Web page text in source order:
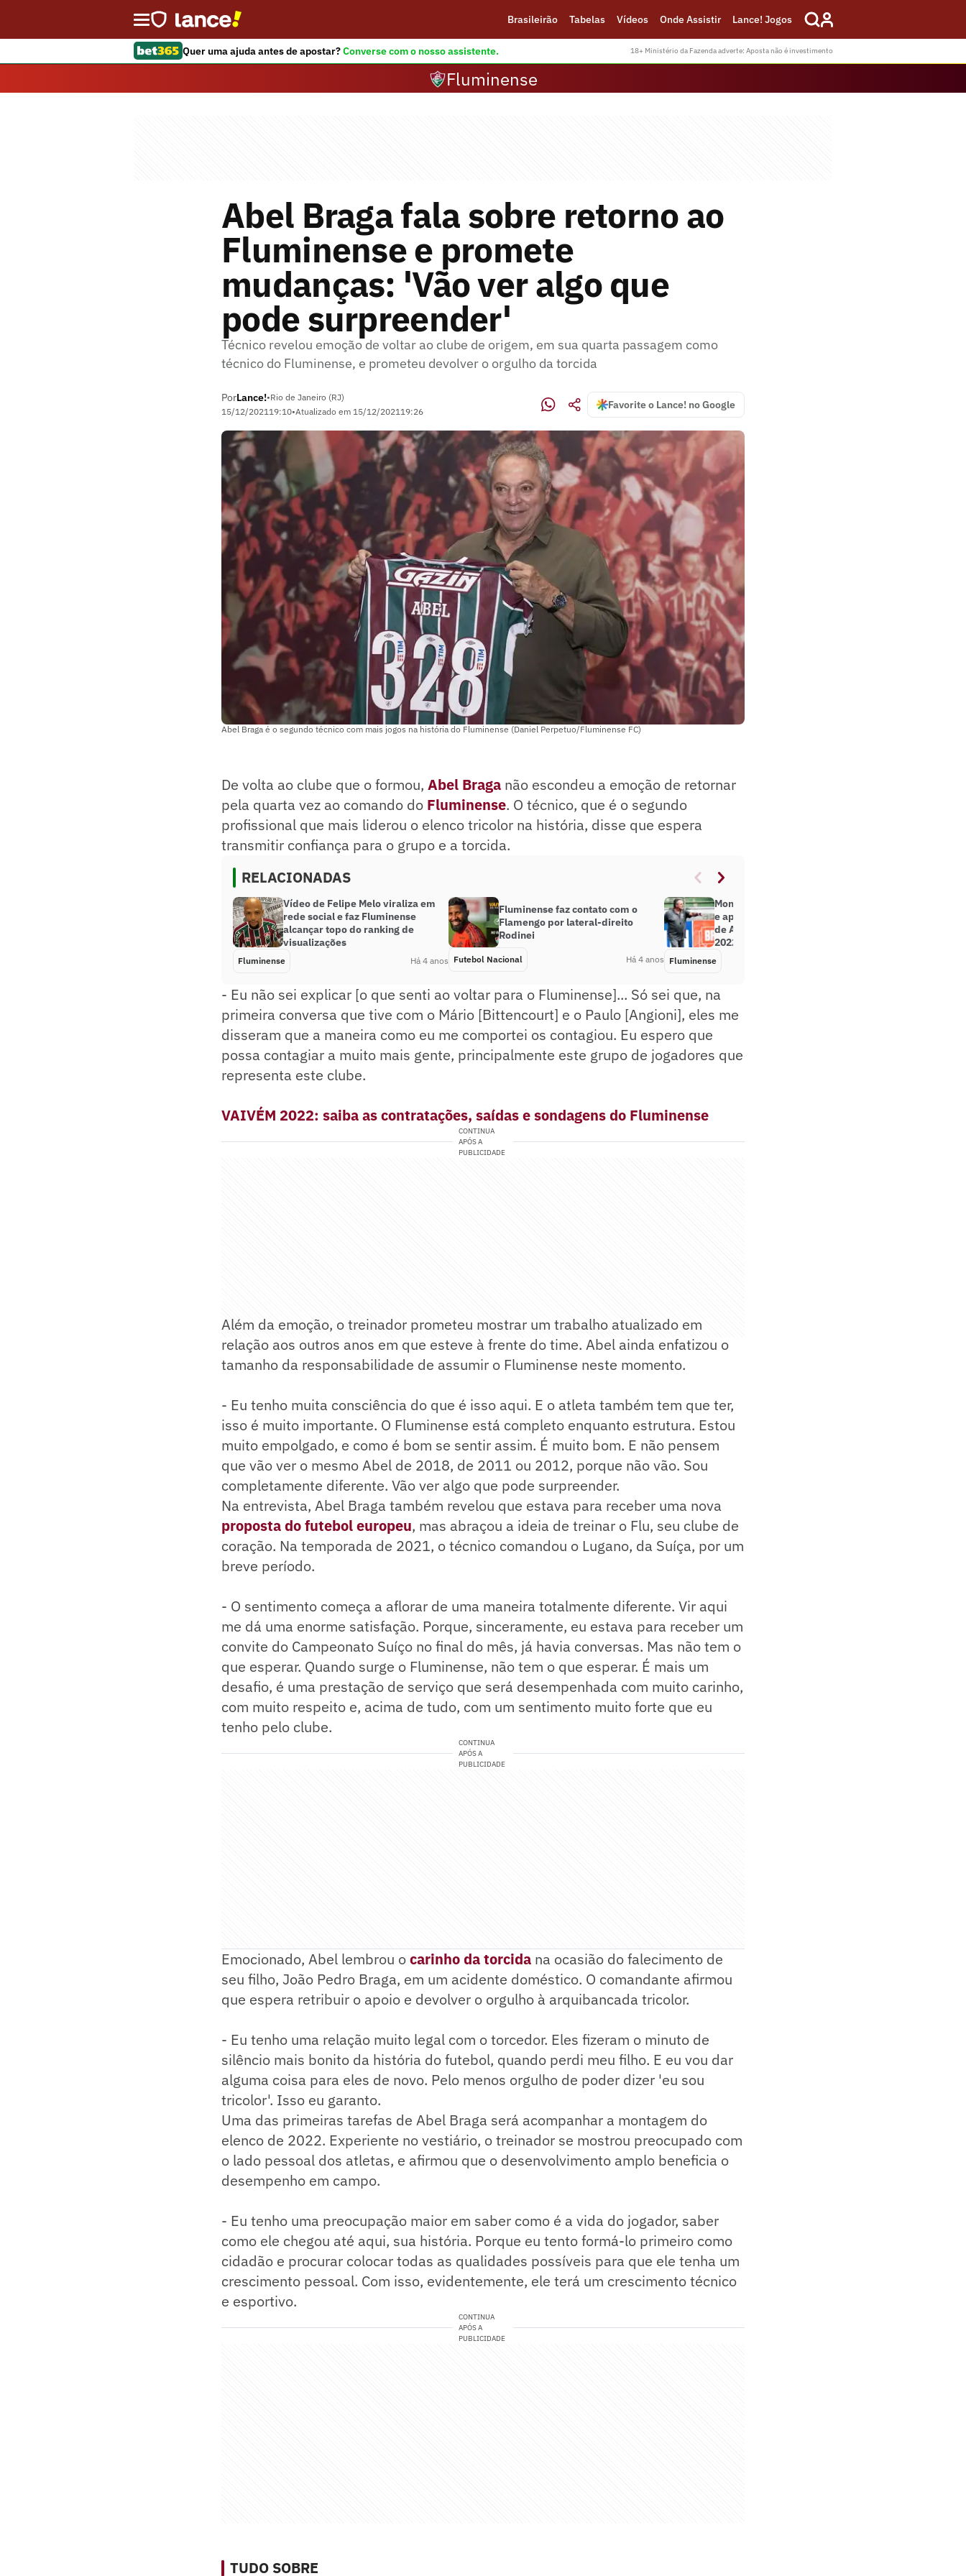
Brasileirão Tabelas Vídeos Onde Assistir Lance! Jogos
Quer uma ajuda antes de apostar?Converse com o nosso assistente. 18+ Ministério da Fazenda adverte: Aposta não é investimento
Fluminense
Abel Braga fala sobre retorno ao
Fluminense e promete
mudanças: 'Vão ver algo que
pode surpreender'
Técnico revelou emoção de voltar ao clube de origem, em sua quarta passagem como
técnico do Fluminense, e prometeu devolver o orgulho da torcida
PorLance!•Rio de Janeiro (RJ)
15/12/202119:10•Atualizado em 15/12/202119:26
Favorite o Lance! no Google
Abel Braga é o segundo técnico com mais jogos na história do Fluminense (Daniel Perpetuo/Fluminense FC)
De volta ao clube que o formou, Abel Braga não escondeu a emoção de retornar
pela quarta vez ao comando do Fluminense. O técnico, que é o segundo
profissional que mais liderou o elenco tricolor na história, disse que espera
transmitir confiança para o grupo e a torcida.
RELACIONADAS
Vídeo de Felipe Melo viraliza em
rede social e faz Fluminense
alcançar topo do ranking de
visualizações
Fluminense Há 4 anos
Fluminense faz contato com o
Flamengo por lateral-direito
Rodinei
Futebol Nacional Há 4 anos
Montagem de elenco, Libertadores
e aproveitamento: veja os desafios
de Abel Braga no Fluminense em
2022
Fluminense
- Eu não sei explicar [o que senti ao voltar para o Fluminense]... Só sei que, na
primeira conversa que tive com o Mário [Bittencourt] e o Paulo [Angioni], eles me
disseram que a maneira como eu me comportei os contagiou. Eu espero que
possa contagiar a muito mais gente, principalmente este grupo de jogadores que
representa este clube.
VAIVÉM 2022: saiba as contratações, saídas e sondagens do Fluminense
CONTINUA
APÓS A
PUBLICIDADE
Além da emoção, o treinador prometeu mostrar um trabalho atualizado em
relação aos outros anos em que esteve à frente do time. Abel ainda enfatizou o
tamanho da responsabilidade de assumir o Fluminense neste momento.
- Eu tenho muita consciência do que é isso aqui. E o atleta também tem que ter,
isso é muito importante. O Fluminense está completo enquanto estrutura. Estou
muito empolgado, e como é bom se sentir assim. É muito bom. E não pensem
que vão ver o mesmo Abel de 2018, de 2011 ou 2012, porque não vão. Sou
completamente diferente. Vão ver algo que pode surpreender.
Na entrevista, Abel Braga também revelou que estava para receber uma nova
proposta do futebol europeu, mas abraçou a ideia de treinar o Flu, seu clube de
coração. Na temporada de 2021, o técnico comandou o Lugano, da Suíça, por um
breve período.
- O sentimento começa a aflorar de uma maneira totalmente diferente. Vir aqui
me dá uma enorme satisfação. Porque, sinceramente, eu estava para receber um
convite do Campeonato Suíço no final do mês, já havia conversas. Mas não tem o
que esperar. Quando surge o Fluminense, não tem o que esperar. É mais um
desafio, é uma prestação de serviço que será desempenhada com muito carinho,
com muito respeito e, acima de tudo, com um sentimento muito forte que eu
tenho pelo clube.
CONTINUA
APÓS A
PUBLICIDADE
Emocionado, Abel lembrou ocarinho da torcida na ocasião do falecimento de
seu filho, João Pedro Braga, em um acidente doméstico. O comandante afirmou
que espera retribuir o apoio e devolver o orgulho à arquibancada tricolor.
- Eu tenho uma relação muito legal com o torcedor. Eles fizeram o minuto de
silêncio mais bonito da história do futebol, quando perdi meu filho. E eu vou dar
alguma coisa para eles de novo. Pelo menos orgulho de poder dizer 'eu sou
tricolor'. Isso eu garanto.
Uma das primeiras tarefas de Abel Braga será acompanhar a montagem do
elenco de 2022. Experiente no vestiário, o treinador se mostrou preocupado com
o lado pessoal dos atletas, e afirmou que o desenvolvimento amplo beneficia o
desempenho em campo.
- Eu tenho uma preocupação maior em saber como é a vida do jogador, saber
como ele chegou até aqui, sua história. Porque eu tento formá-lo primeiro como
cidadão e procurar colocar todas as qualidades possíveis para que ele tenha um
crescimento pessoal. Com isso, evidentemente, ele terá um crescimento técnico
e esportivo.
CONTINUA
APÓS A
PUBLICIDADE
TUDO SOBRE